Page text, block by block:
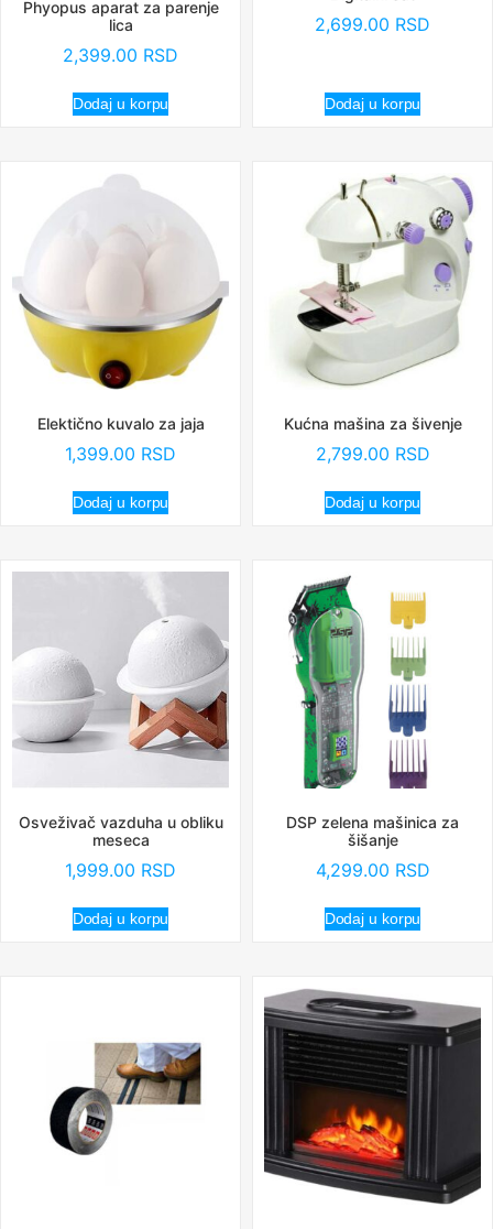
Phyopus aparat za parenje
lica
2,399.00 RSD
Dodaj u korpu
2,699.00 RSD
Dodaj u korpu
Elektično kuvalo za jaja
1,399.00 RSD
Dodaj u korpu
Kućna mašina za šivenje
2,799.00 RSD
Dodaj u korpu
Osveživač vazduha u obliku
meseca
1,999.00 RSD
Dodaj u korpu
DSP zelena mašinica za
šišanje
4,299.00 RSD
Dodaj u korpu